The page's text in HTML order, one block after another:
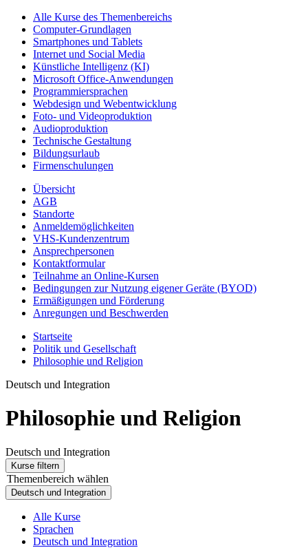
Alle Kurse des Themenbereichs
Computer-Grundlagen
Smartphones und Tablets
Internet und Social Media
Künstliche Intelligenz (KI)
Microsoft Office-Anwendungen
Programmiersprachen
Webdesign und Webentwicklung
Foto- und Videoproduktion
Audioproduktion
Technische Gestaltung
Bildungsurlaub
Firmenschulungen
Übersicht
AGB
Standorte
Anmeldemöglichkeiten
VHS-Kundenzentrum
Ansprechpersonen
Kontaktformular
Teilnahme an Online-Kursen
Bedingungen zur Nutzung eigener Geräte (BYOD)
Ermäßigungen und Förderung
Anregungen und Beschwerden
Startseite
Politik und Gesellschaft
Philosophie und Religion
Deutsch und Integration
Philosophie und Religion
Deutsch und Integration
Kurse filtern
Themenbereich wählen
Deutsch und Integration
Alle Kurse
Sprachen
Deutsch und Integration